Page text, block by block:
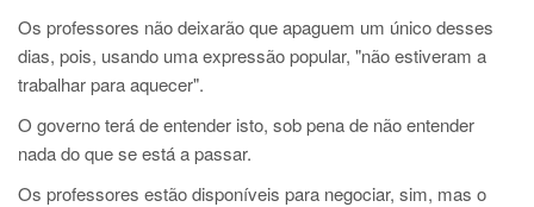
Os professores não deixarão que apaguem um único desses
dias, pois, usando uma expressão popular, "não estiveram a
trabalhar para aquecer".
O governo terá de entender isto, sob pena de não entender
nada do que se está a passar.
Os professores estão disponíveis para negociar, sim, mas o